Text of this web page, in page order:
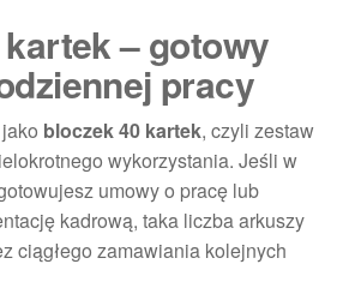
– gotowy
pracy
bloczek 40 kartek, czyli zestaw
wykorzystania. Jeśli w
umowy o pracę lub
kadrową, taka liczba arkuszy
ciągłego zamawiania kolejnych